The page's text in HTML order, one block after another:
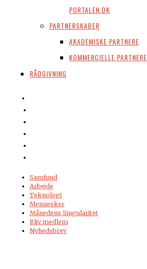
PORTALEN.DK
PARTNERSKABER
AKADEMISKE PARTNERE
KOMMERCIELLE PARTNERE
RÅDGIVNING
Samfund
Arbejde
Teknologi
Mennesker
Månedens Singularitet
Bliv medlem
Nyhedsbrev